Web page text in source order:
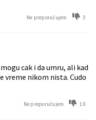
Ne preporučujem 3
cak i da umru, ali kad
vreme nikom nista. Cudo
Ne preporučujem 10